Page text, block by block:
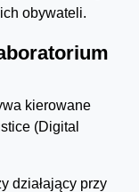
obywateli.
kierowane
(Digital
działający przy